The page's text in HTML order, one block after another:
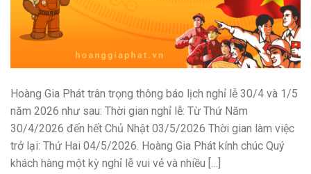
Hoàng Gia Phát trân trọng thông báo lịch nghỉ lễ 30/4 và 1/5
năm 2026 như sau: Thời gian nghỉ lễ: Từ Thứ Năm
30/4/2026 đến hết Chủ Nhật 03/5/2026 Thời gian làm việc
trở lại: Thứ Hai 04/5/2026. Hoàng Gia Phát kính chúc Quý
khách hàng một kỳ nghỉ lễ vui vẻ và nhiều […]